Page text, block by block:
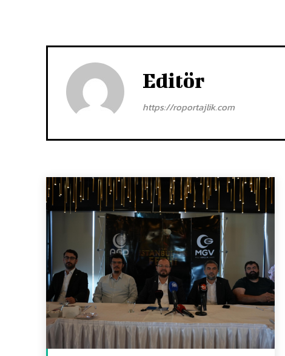
Editör
https://roportajlik.com